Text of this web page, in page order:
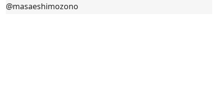
@masaeshimozono